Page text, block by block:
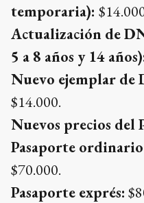
temporaria):
Actualización de
5 a 8 años y 14
Nuevo ejemplar de
$14.000.
Nuevos precios del
Pasaporte
$70.000.
Pasaporte exprés: